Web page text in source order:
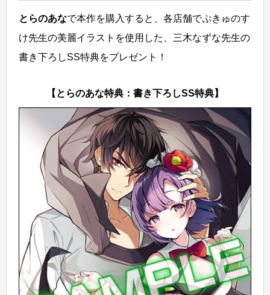
とらのあなで本作を購入すると、各店舗でぷきゅのす
け先生の美麗イラストを使用した、三木なずな先生の
書き下ろしSS特典をプレゼント！
【とらのあな特典：書き下ろしSS特典】